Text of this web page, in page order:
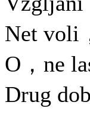
Net voli
O，ne
Drug